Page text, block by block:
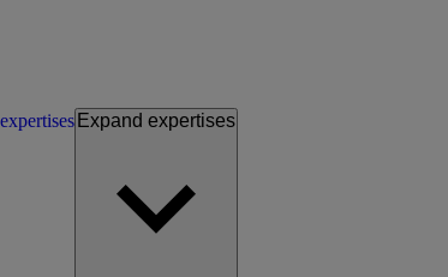
expertises Expand expertises